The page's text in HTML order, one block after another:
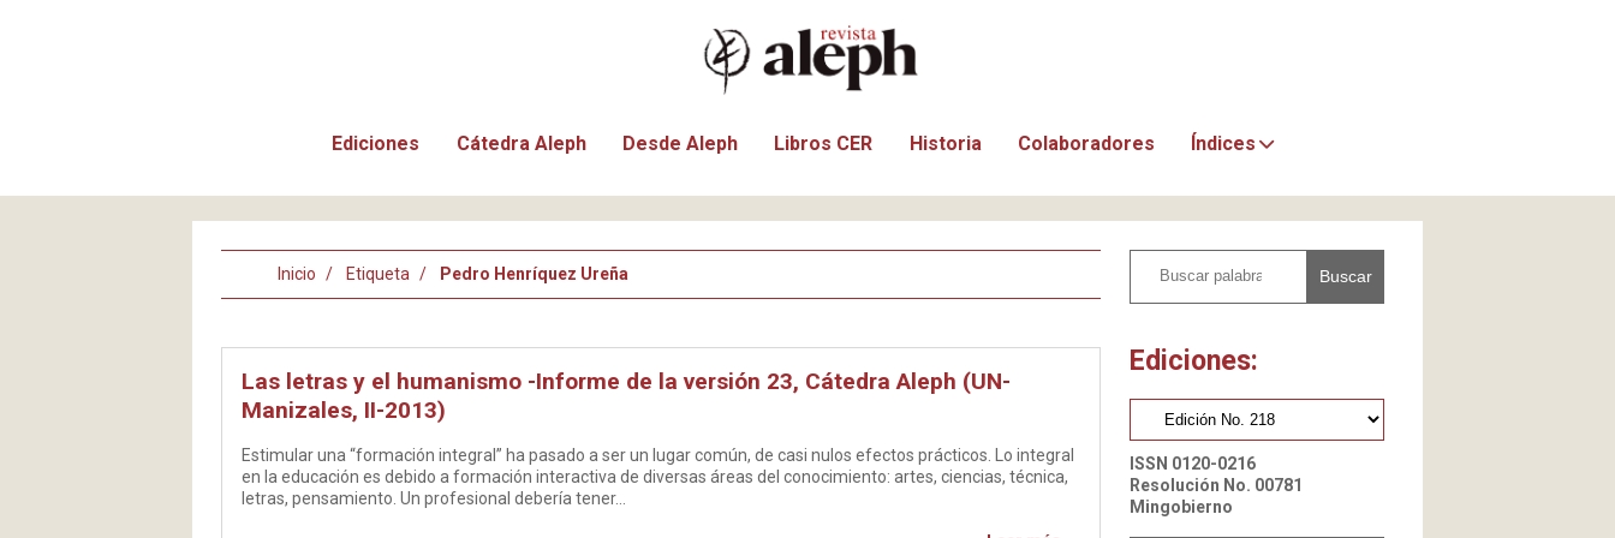
Ediciones Cátedra Aleph Desde Aleph Libros CER Historia Colaboradores Índices
Inicio Etiqueta Pedro Henríquez Ureña
Las letras y el humanismo -Informe de la versión 23, Cátedra Aleph (UN-
Manizales, II-2013)
Estimular una “formación integral” ha pasado a ser un lugar común, de casi nulos efectos prácticos. Lo integral
en la educación es debido a formación interactiva de diversas áreas del conocimiento: artes, ciencias, técnica,
letras, pensamiento. Un profesional debería tener…
Buscar
Ediciones:
ISSN 0120-0216
Resolución No. 00781
Mingobierno